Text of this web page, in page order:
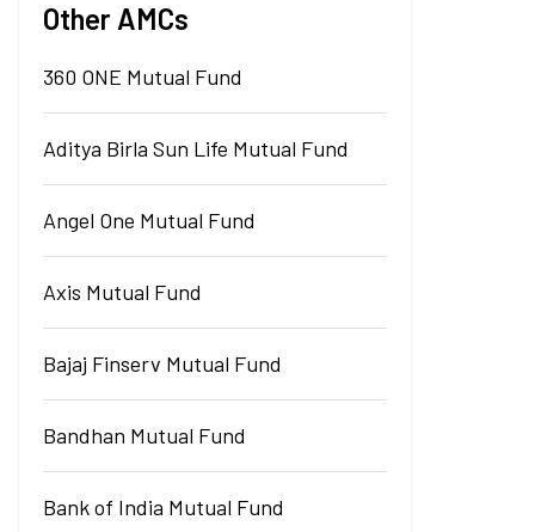
Other AMCs
360 ONE Mutual Fund
Aditya Birla Sun Life Mutual Fund
Angel One Mutual Fund
Axis Mutual Fund
Bajaj Finserv Mutual Fund
Bandhan Mutual Fund
Bank of India Mutual Fund